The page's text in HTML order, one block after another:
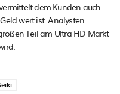
dem Kunden auch
wert ist. Analysten
Teil am Ultra HD Markt